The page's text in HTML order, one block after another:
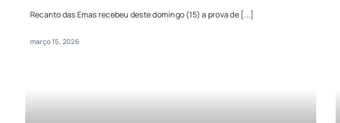
Recanto das Emas recebeu deste domingo (15) a prova de [...]
março 15, 2026